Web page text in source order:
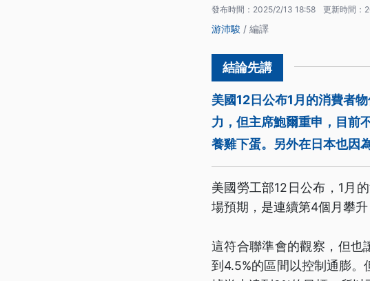
發布時間： 2025/2/13 18:58 更新時間：
游沛駿 / 編譯
美國12日公布1月的消費者
力，但主席鮑爾重申，目前
養雞下蛋。另外在日本也因
美國勞工部12日公布，1月
場預期，是連續第4個月攀
這符合聯準會的觀察，但也
到4.5%的區間以控制通膨